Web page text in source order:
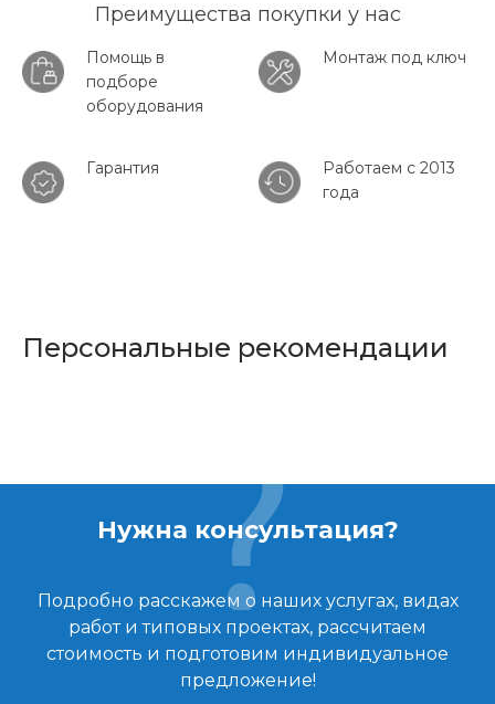
Преимущества покупки у нас
Помощь в
подборе
оборудования
Монтаж под ключ
Гарантия
Работаем с 2013
года
Персональные рекомендации
Нужна консультация?
Подробно расскажем о наших услугах, видах
работ и типовых проектах, рассчитаем
стоимость и подготовим индивидуальное
предложение!